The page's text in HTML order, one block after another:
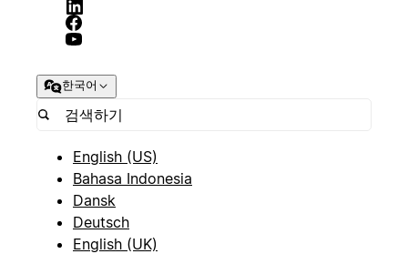
한국어
English (US)
Bahasa Indonesia
Dansk
Deutsch
English (UK)